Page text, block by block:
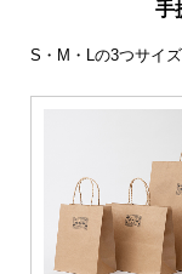
手
S・M・Lの3つサイ